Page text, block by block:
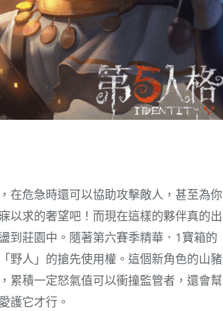
在危急時還可以協助攻擊敵人，甚至為你
以求的奢望吧！而現在這樣的夥伴真的出
到莊園中。隨著第六賽季精華．1寶箱的
野人」的搶先使用權。這個新角色的山豬
累積一定怒氣值可以衝撞監管者，還會幫
護它才行。